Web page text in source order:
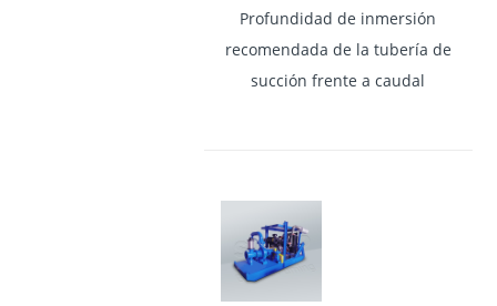
Profundidad de inmersión
recomendada de la tubería de
succión frente a caudal